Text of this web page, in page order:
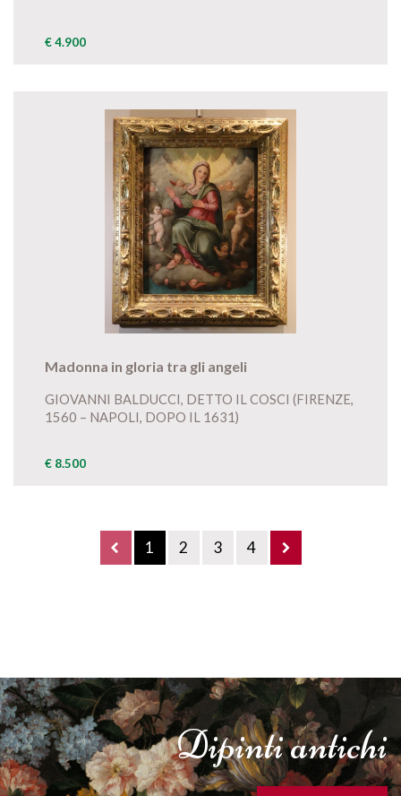
€ 4.900
Madonna in gloria tra gli angeli
GIOVANNI BALDUCCI, DETTO IL COSCI (FIRENZE,
1560 – NAPOLI, DOPO IL 1631)
€ 8.500
1 2 3 4
Dipintiantichi